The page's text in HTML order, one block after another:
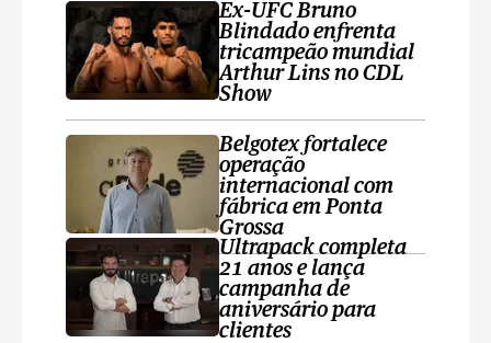
Ex-UFC Bruno
Blindado enfrenta
tricampeão mundial
Arthur Lins no CDL
Show
Belgotex fortalece
operação
internacional com
fábrica em Ponta
Grossa
Ultrapack completa
21 anos e lança
campanha de
aniversário para
clientes